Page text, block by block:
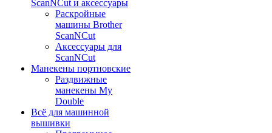
ScanNCut и аксессуары
Раскройные
машины Brother
ScanNCut
Аксессуары для
ScanNCut
Манекены портновские
Раздвижные
манекены My
Double
Всё для машинной
вышивки